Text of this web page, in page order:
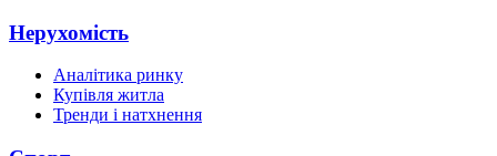
Нерухомість
Аналітика ринку
Купівля житла
Тренди і натхнення